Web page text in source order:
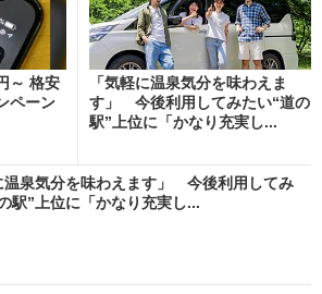
～ 格安
ペーン
「気軽に温泉気分を味わえま
す」 今後利用してみたい“道の
駅”上位に「かなり充実し...
温泉気分を味わえます」 今後利用してみ
駅”上位に「かなり充実し...